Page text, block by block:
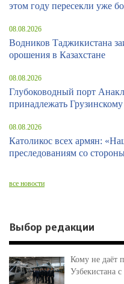
этом году пересекли уже
08.08.2026
Водников Таджикистана
орошения в Казахстане
08.08.2026
Глубоководный порт
принадлежать Грузинскому
08.08.2026
Католикос всех армян:
преследованиям со
все новости
Выбор редакции
Кому не даёт
Узбекистана